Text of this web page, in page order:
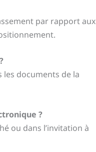
par rapport aux
les documents de la
?
ou dans l’invitation à